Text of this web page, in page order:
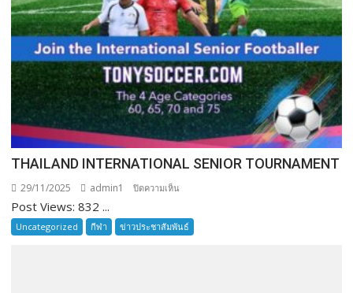
THAILAND INTERNATIONAL SENIOR TOURNAMENT
29/11/2025 admin1 ปิดความเห็น
INTERNATIONAL
SENIOR
Post Views: 832 ...
Uncategorized กีฬา ข่าวประชาสัมพันธ์